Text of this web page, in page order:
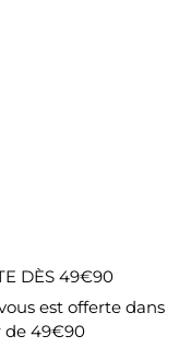
DÈS 49€90
est offerte dans
de 49€90